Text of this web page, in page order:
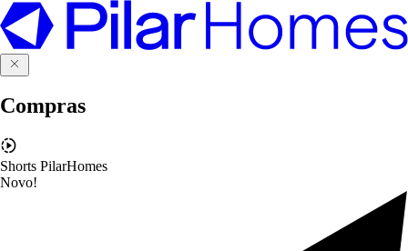
Compras
Shorts PilarHomes
Novo!